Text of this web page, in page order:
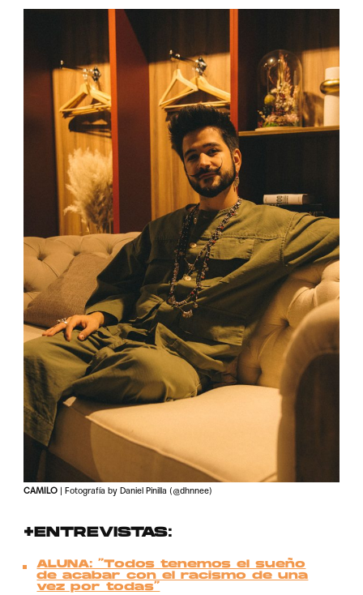
CAMILO | Fotografía by Daniel Pinilla (@dhnnee)
+ENTREVISTAS:
ALUNA: “Todos tenemos el sueño
de acabar con el racismo de una
vez por todas”